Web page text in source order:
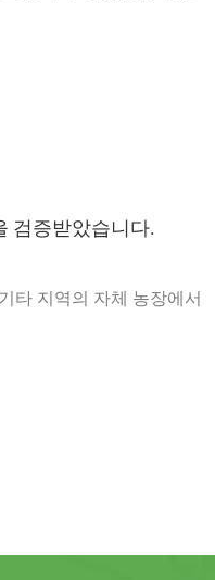
검증받았습니다.
타 지역의 자체 농장에서